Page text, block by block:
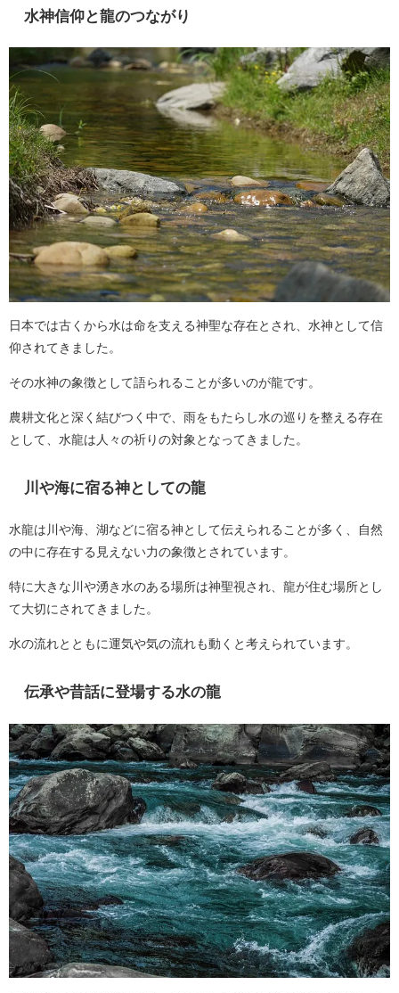
水神信仰と龍のつながり
日本では古くから水は命を支える神聖な存在とされ、水神として信
仰されてきました。
その水神の象徴として語られることが多いのが龍です。
農耕文化と深く結びつく中で、雨をもたらし水の巡りを整える存在
として、水龍は人々の祈りの対象となってきました。
川や海に宿る神としての龍
水龍は川や海、湖などに宿る神として伝えられることが多く、自然
の中に存在する見えない力の象徴とされています。
特に大きな川や湧き水のある場所は神聖視され、龍が住む場所とし
て大切にされてきました。
水の流れとともに運気や気の流れも動くと考えられています。
伝承や昔話に登場する水の龍